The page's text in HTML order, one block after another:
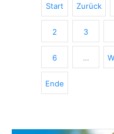
Start Zurück
2 3
6 …
Ende